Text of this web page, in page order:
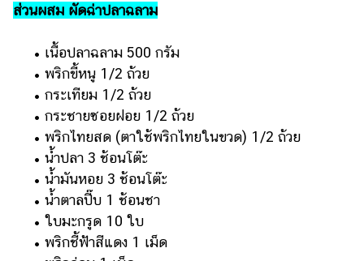
แอปฯ
กระปุก
คอร์ส
ออนไลน์
เรียน
เลข
ออนไลน์
ติดต่อ
โฆษณา
แจ้ง
ปัญหา
ส่วนผสม ผัดฉ่าปลาฉลาม
• เนื้อปลาฉลาม 500 กรัม
• พริกขี้หนู 1/2 ถ้วย
• กระเทียม 1/2 ถ้วย
• กระชายซอยฝอย 1/2 ถ้วย
• พริกไทยสด (ตาใช้พริกไทยในขวด) 1/2 ถ้วย
• น้ำปลา 3 ช้อนโต๊ะ
• น้ำมันหอย 3 ช้อนโต๊ะ
• น้ำตาลปี๊บ 1 ช้อนชา
• ใบมะกรูด 10 ใบ
• พริกชี้ฟ้าสีแดง 1 เม็ด